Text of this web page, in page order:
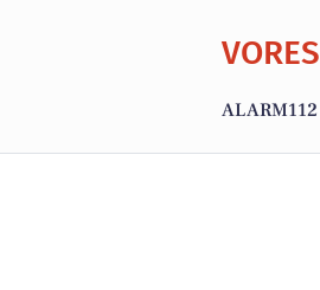
VORES
ALARM112